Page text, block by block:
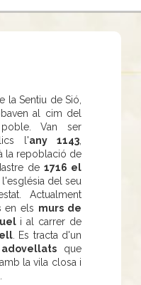
la Sentiu de Sió,
al cim del
Van ser
l'any 1143
la repoblació de
de 1716 el
l'església del seu
Actualment
en els murs de
i al carrer de
. Es tracta d'un
que
la vila closa i